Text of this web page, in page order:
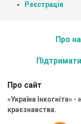
Реєстрація
Про
Підтримати
Про сайт
«Україна Інкогніта»
краєзнавства.